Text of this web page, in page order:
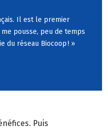
çais. Il est le premier
pousse, peu de temps
du réseau Biocoop! »
Puis